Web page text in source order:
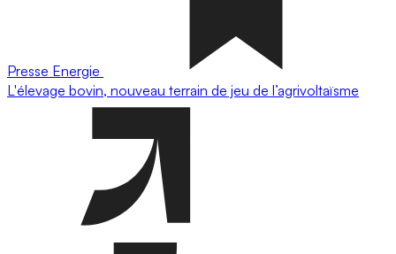
Presse Energie
L'élevage bovin, nouveau terrain de jeu de l’agrivoltaïsme